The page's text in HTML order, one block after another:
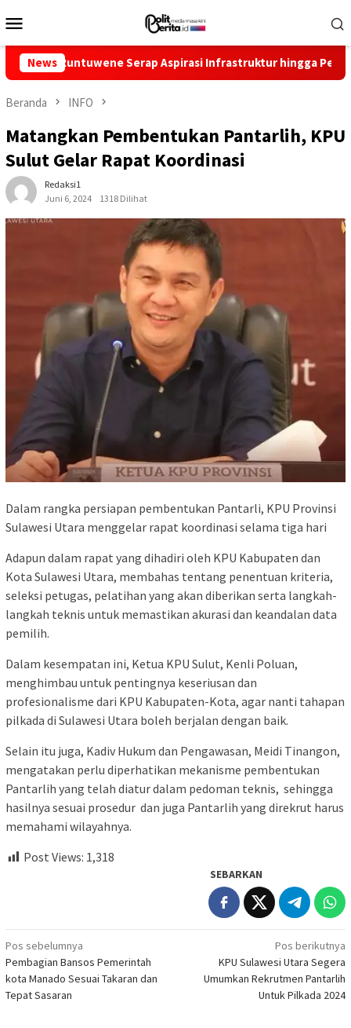
ke
Mobile
NewsSerap Aspirasi Infrastruktur hingga Pemberdayaan
Beranda INFO
Matangkan Pembentukan Pantarlih, KPU
Sulut Gelar Rapat Koordinasi
Redaksi1
Juni 6, 2024
1318 Dilihat
Dalam rangka persiapan pembentukan Pantarli, KPU Provinsi
Sulawesi Utara menggelar rapat koordinasi selama tiga hari
Adapun dalam rapat yang dihadiri oleh KPU Kabupaten dan
Kota Sulawesi Utara, membahas tentang penentuan kriteria,
seleksi petugas, pelatihan yang akan diberikan serta langkah-
langkah teknis untuk memastikan akurasi dan keandalan data
pemilih.
Dalam kesempatan ini, Ketua KPU Sulut, Kenli Poluan,
menghimbau untuk pentingnya keseriusan dan
profesionalisme dari KPU Kabupaten-Kota, agar nanti tahapan
pilkada di Sulawesi Utara boleh berjalan dengan baik.
Selain itu juga, Kadiv Hukum dan Pengawasan, Meidi Tinangon,
mengatakan perlu diperhatikan mekanisme pembentukan
Pantarlih yang telah diatur dalam pedoman teknis, sehingga
hasilnya sesuai prosedur dan juga Pantarlih yang direkrut harus
memahami wilayahnya.
Post Views: 1,318
SEBARKAN
Navigasi
pos
Pos sebelumnya
Pembagian Bansos Pemerintah
kota Manado Sesuai Takaran dan
Tepat Sasaran
Pos berikutnya
KPU Sulawesi Utara Segera
Umumkan Rekrutmen Pantarlih
Untuk Pilkada 2024